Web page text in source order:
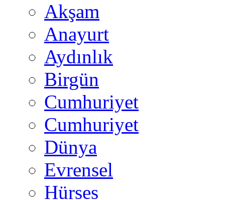
Akşam
Anayurt
Aydınlık
Birgün
Cumhuriyet
Cumhuriyet
Dünya
Evrensel
Hürses